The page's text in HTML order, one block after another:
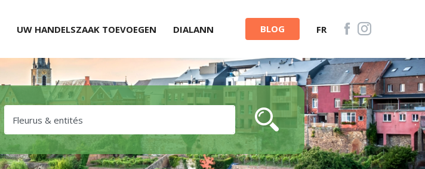
UW HANDELSZAAK TOEVOEGEN DIALANN BLOG FR